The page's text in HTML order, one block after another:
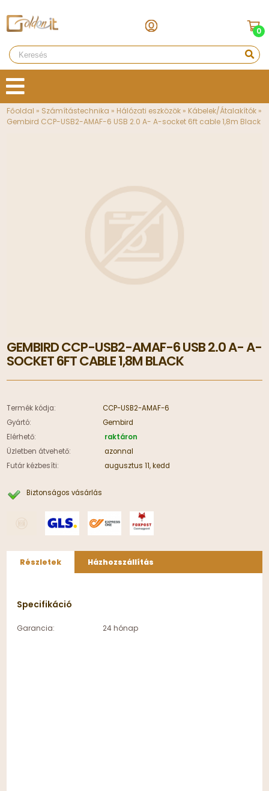
0
Főoldal » Számítástechnika » Hálózati eszközök » Kábelek/Átalakítók »
Gembird CCP-USB2-AMAF-6 USB 2.0 A- A-socket 6ft cable 1,8m Black
GEMBIRD CCP-USB2-AMAF-6 USB 2.0 A- A-
SOCKET 6FT CABLE 1,8M BLACK
Termék kódja:
CCP-USB2-AMAF-6
Gyártó:
Gembird
Elérhető:
raktáron
Üzletben átvehető:
azonnal
Futár kézbesíti:
augusztus 11, kedd
Biztonságos vásárlás
Részletek Házhozszállítás
Specifikáció
Garancia: 24 hónap